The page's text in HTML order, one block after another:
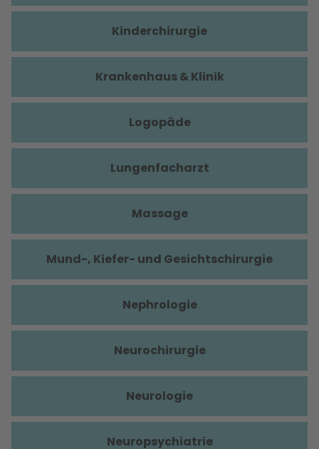
Kinderchirurgie
Krankenhaus & Klinik
Logopäde
Lungenfacharzt
Massage
Mund-, Kiefer- und Gesichtschirurgie
Nephrologie
Neurochirurgie
Neurologie
Neuropsychiatrie